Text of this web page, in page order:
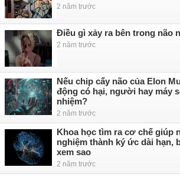
2 năm trước
Điều gì xảy ra bên trong não
2 năm trước
Nếu chip cấy não của Elon
động có hại, người hay máy
nhiệm?
2 năm trước
Khoa học tìm ra cơ chế giúp
nghiệm thành ký ức dài hạn,
xem sao
2 năm trước